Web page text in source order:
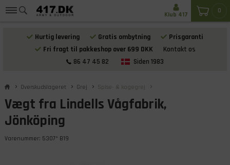
Hurtig levering Gratis ombytning
Prisgaranti
Fri fragt til pakkeshop over 699 DKK
Kontakt os
86 47 45 82
Siden 1983
0
Klub 417
Overskudslageret Grej Spise- & kogegrej
Vægt fra Lindells Vågfabrik,
Jönköping
Varenummer: 5307* B19